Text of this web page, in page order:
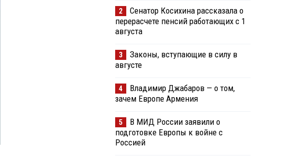
2
Сенатор Косихина рассказала о
перерасчете пенсий работающих с 1
августа
3
Законы, вступающие в силу в
августе
4
Владимир Джабаров — о том,
зачем Европе Армения
5
В МИД России заявили о
подготовке Европы к войне с
Россией